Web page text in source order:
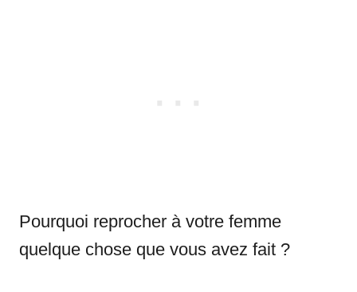
Pourquoi reprocher à votre femme
quelque chose que vous avez fait ?